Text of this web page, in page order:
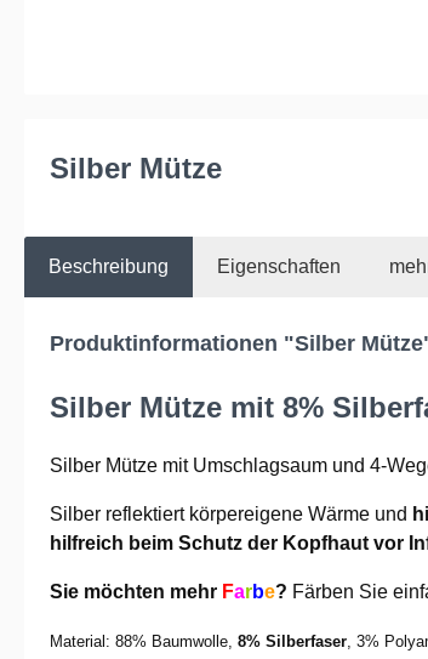
Silber Mütze
Beschreibung Eigenschaften
Produktinformationen "Silber
Silber Mütze mit 8%
Silber Mütze mit Umschlagsaum und 4-
Silber reflektiert körpereigene Wärme und
hilfreich beim Schutz der Kopfhaut vor
Sie möchten mehr Farbe? Färben Sie
Material: 88% Baumwolle, 8% Silberfaser , 3%